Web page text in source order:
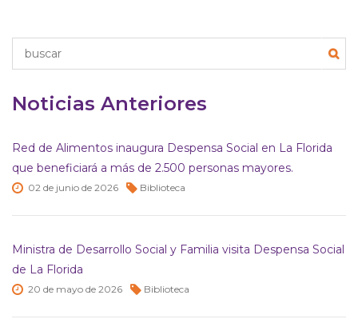
Noticias Anteriores
Red de Alimentos inaugura Despensa Social en La Florida
que beneficiará a más de 2.500 personas mayores.
02 de junio de 2026 Biblioteca
Ministra de Desarrollo Social y Familia visita Despensa Social
de La Florida
20 de mayo de 2026 Biblioteca